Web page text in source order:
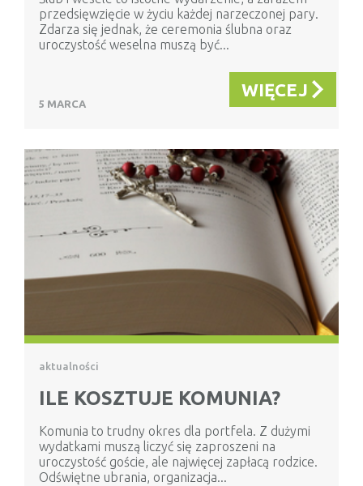
przedsięwzięcie w życiu każdej narzeczonej pary.
Zdarza się jednak, że ceremonia ślubna oraz
uroczystość weselna muszą być...
5 MARCA
WIĘCEJ
aktualności
ILE KOSZTUJE KOMUNIA?
Komunia to trudny okres dla portfela. Z dużymi
wydatkami muszą liczyć się zaproszeni na
uroczystość goście, ale najwięcej zapłacą rodzice.
Odświętne ubrania, organizacja...